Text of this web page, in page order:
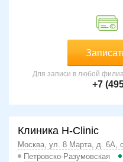
Для записи в любой
+7
Клиника H-Clinic
Москва, ул. 8 Марта, д. 6А,
Петровско-Разумовская